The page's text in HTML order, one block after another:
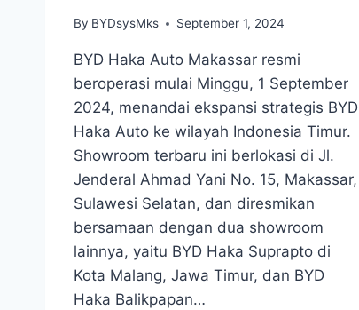
By BYDsysMks September 1, 2024
BYD Haka Auto Makassar resmi
beroperasi mulai Minggu, 1 September
2024, menandai ekspansi strategis BYD
Haka Auto ke wilayah Indonesia Timur.
Showroom terbaru ini berlokasi di Jl.
Jenderal Ahmad Yani No. 15, Makassar,
Sulawesi Selatan, dan diresmikan
bersamaan dengan dua showroom
lainnya, yaitu BYD Haka Suprapto di
Kota Malang, Jawa Timur, dan BYD
Haka Balikpapan…